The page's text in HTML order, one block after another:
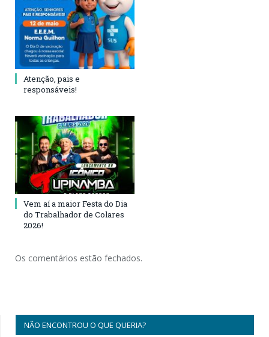
Atenção, pais e
responsáveis!
Vem aí a maior Festa do Dia
do Trabalhador de Colares
2026!
Os comentários estão fechados.
NÃO ENCONTROU O QUE QUERIA?